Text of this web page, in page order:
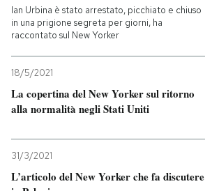
Ian Urbina è stato arrestato, picchiato e chiuso
in una prigione segreta per giorni, ha
raccontato sul New Yorker
18/5/2021
La copertina del New Yorker sul ritorno
alla normalità negli Stati Uniti
31/3/2021
L’articolo del New Yorker che fa discutere